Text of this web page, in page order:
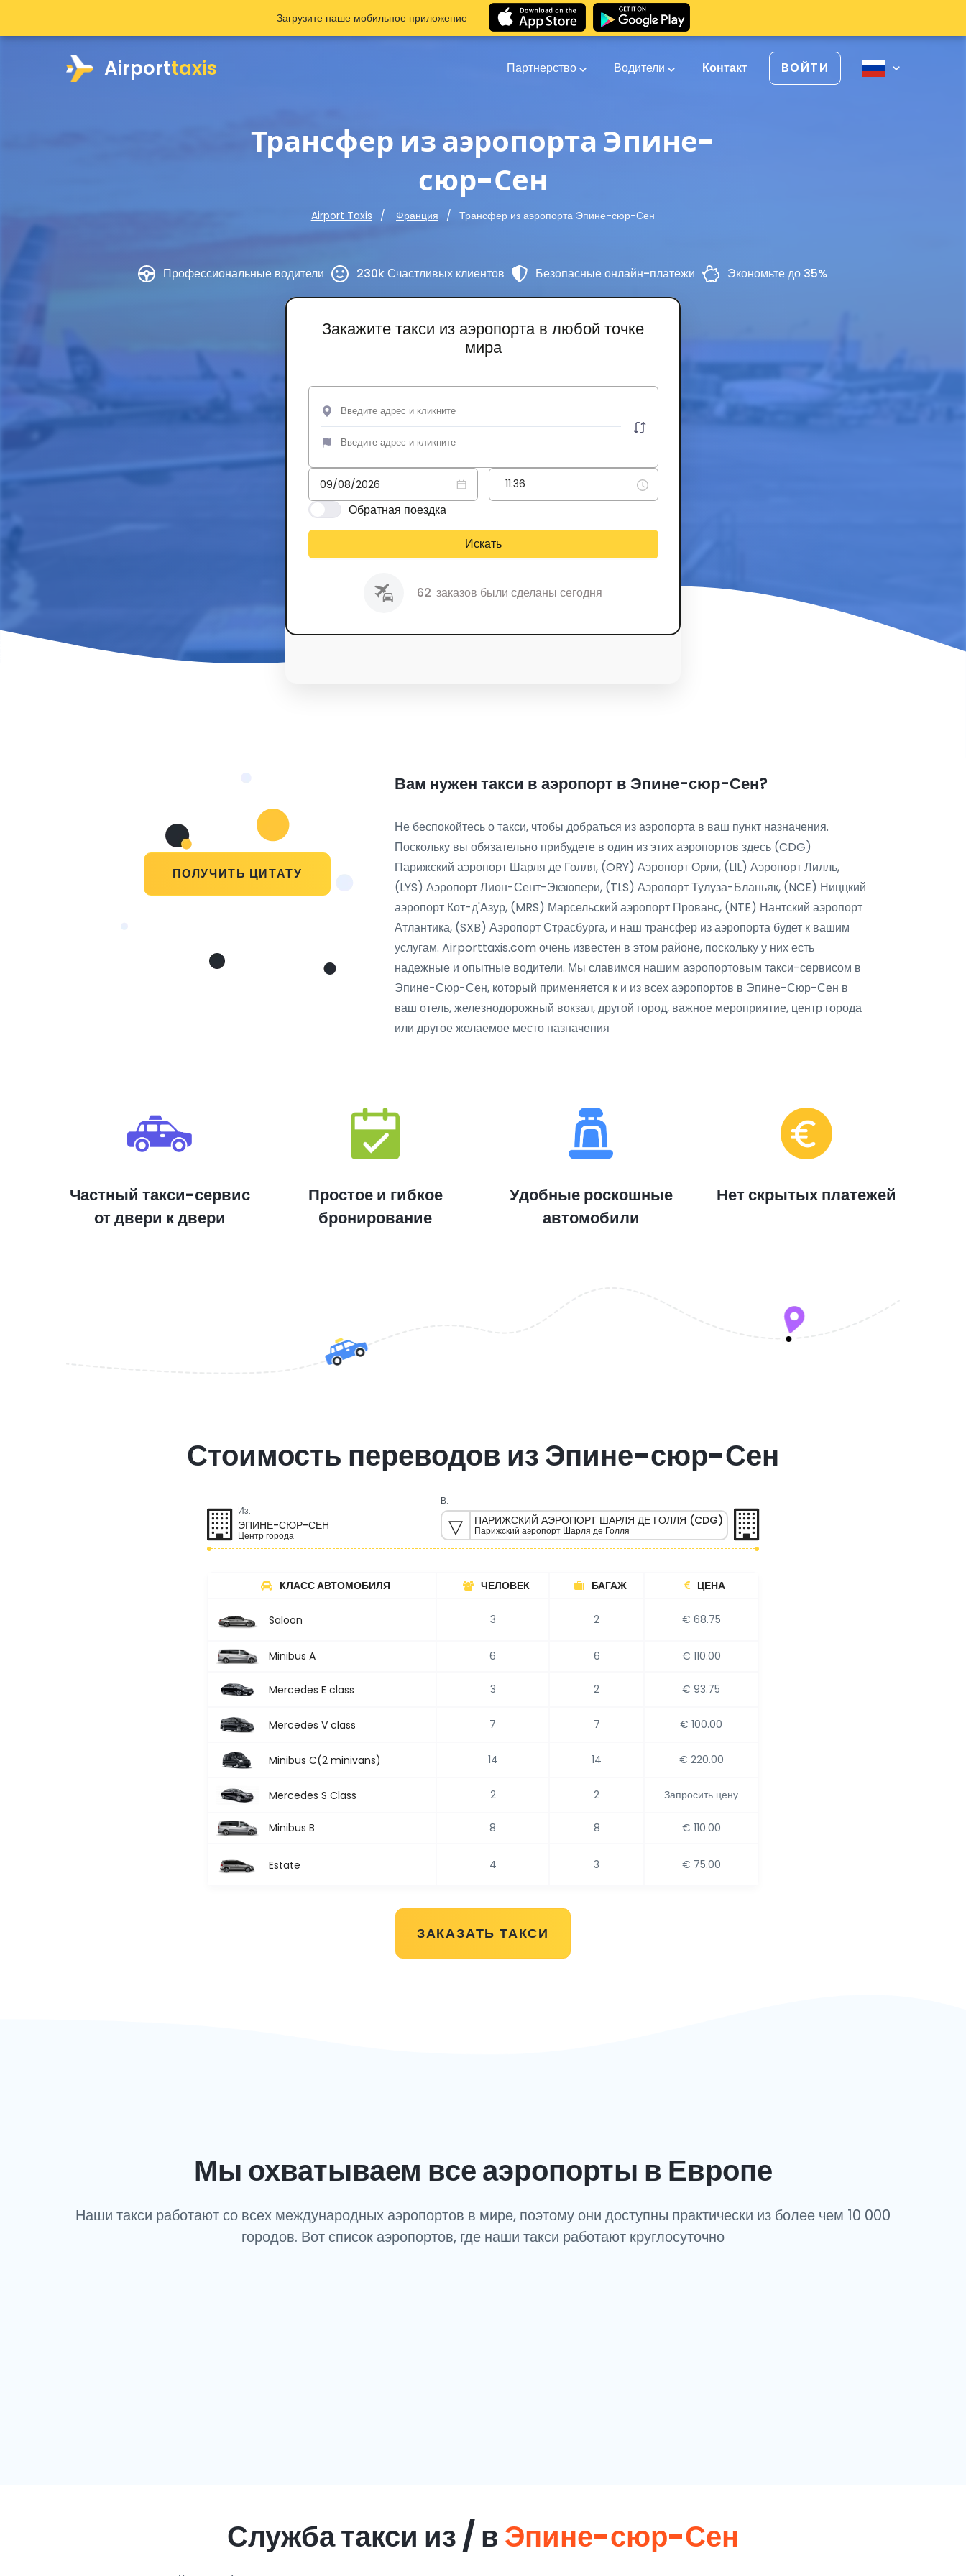
Airporttaxis Партнерство Водители Контакт ВОЙТИ
Трансфер из аэропорта Эпине-
сюр-Сен
Airport Taxis Франция Трансфер из аэропорта Эпине-сюр-Сен
Профессиональные водители 230k Счастливых клиентов Безопасные онлайн-платежи Экономьте до 35%
Закажите такси из аэропорта в любой точке
мира
Обратная поездка
Искать
62 заказов были сделаны сегодня
Загрузите наше мобильное приложение
ПОЛУЧИТЬ ЦИТАТУ
Вам нужен такси в аэропорт в Эпине-сюр-Сен?
Не беспокойтесь о такси, чтобы добраться из аэропорта в ваш пункт назначения.
Поскольку вы обязательно прибудете в один из этих аэропортов здесь (CDG)
Парижский аэропорт Шарля де Голля, (ORY) Аэропорт Орли, (LIL) Аэропорт Лилль,
(LYS) Аэропорт Лион-Сент-Экзюпери, (TLS) Аэропорт Тулуза-Бланьяк, (NCE) Ниццкий
аэропорт Кот-д'Азур, (MRS) Марсельский аэропорт Прованс, (NTE) Нантский аэропорт
Атлантика, (SXB) Аэропорт Страсбурга, и наш трансфер из аэропорта будет к вашим
услугам. Airporttaxis.com очень известен в этом районе, поскольку у них есть
надежные и опытные водители. Мы славимся нашим аэропортовым такси-сервисом в
Эпине-Сюр-Сен, который применяется к и из всех аэропортов в Эпине-Сюр-Сен в
ваш отель, железнодорожный вокзал, другой город, важное мероприятие, центр города
или другое желаемое место назначения
Частный такси-сервис
от двери к двери
Простое и гибкое
бронирование
Удобные роскошные
автомобили
Нет скрытых платежей
Стоимость переводов из Эпине-сюр-Сен
Из:
ЭПИНЕ-СЮР-СЕН
Центр города
В:
ПАРИЖСКИЙ АЭРОПОРТ ШАРЛЯ ДЕ ГОЛЛЯ (CDG)
Парижский аэропорт Шарля де Голля
КЛАСС АВТОМОБИЛЯ ЧЕЛОВЕК БАГАЖ ЦЕНА
Saloon 3 2 € 68.75
Minibus A 6 6 € 110.00
Mercedes E class 3 2 € 93.75
Mercedes V class 7 7 € 100.00
Minibus C(2 minivans) 14 14 € 220.00
Mercedes S Class 2 2 Запросить цену
Minibus B 8 8 € 110.00
Estate 4 3 € 75.00
ЗАКАЗАТЬ ТАКСИ
Мы охватываем все аэропорты в Европе
Наши такси работают со всех международных аэропортов в мире, поэтому они доступны практически из более чем 10 000
городов. Вот список аэропортов, где наши такси работают круглосуточно
Служба такси из / вЭпине-сюр-Сен